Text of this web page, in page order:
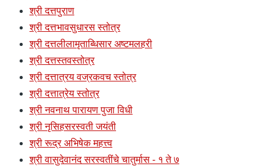
श्री दत्तपुराण
श्री दत्तभावसुधारस स्तोत्र
श्री दत्तलीलामृताब्धिसार अष्टमलहरी
श्री दत्तस्तवस्तोत्र
श्री दत्तात्रय वज्रकवच स्तोत्र
श्री दत्तात्रेय स्तोत्र
श्री नवनाथ पारायण पुजा विधी
श्री नृसिहसरस्वती जयंती
श्री रूद्र अभिषेक महत्त्व
श्री वासुदेवानंद सरस्वतींचे चातुर्मास - १ ते ७